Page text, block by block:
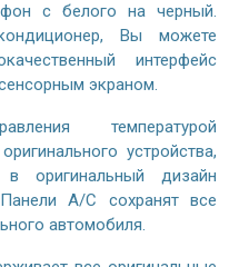
с белого на черный.
Вы можете
интерфейс
экраном.
температурой
устройства,
оригинальный дизайн
A/C сохранят все
автомобиля.